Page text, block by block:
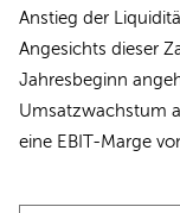
Anstieg der
Angesichts dieser
Jahresbeginn
Umsatzwachstum
eine EBIT-Marge